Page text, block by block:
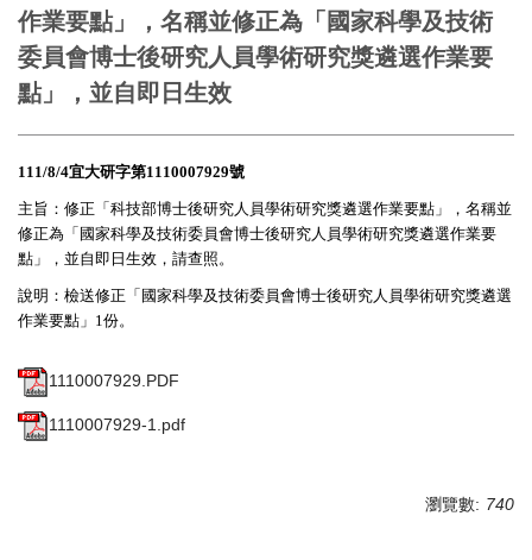
作業要點」，名稱並修正為「國家科學及技術
委員會博士後研究人員學術研究獎遴選作業要
點」，並自即日生效
111/8/4宜大研字第1110007929號
主旨：修正「科技部博士後研究人員學術研究獎遴選作業要點」，名稱並
修正為「國家科學及技術委員會博士後研究人員學術研究獎遴選作業要
點」，並自即日生效，請查照。
說明：檢送修正「國家科學及技術委員會博士後研究人員學術研究獎遴選
作業要點」1份。
1110007929.PDF
1110007929-1.pdf
瀏覽數: 740